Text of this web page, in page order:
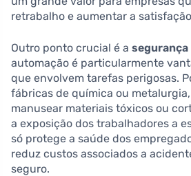
retrabalho e aumentar a
Outro ponto crucial é a
automação é particularmente
que envolvem tarefas perigosas.
fábricas de química ou
manusear materiais tóxicos ou
a exposição dos trabalhadores a
só protege a saúde dos
reduz custos associados a
seguro.